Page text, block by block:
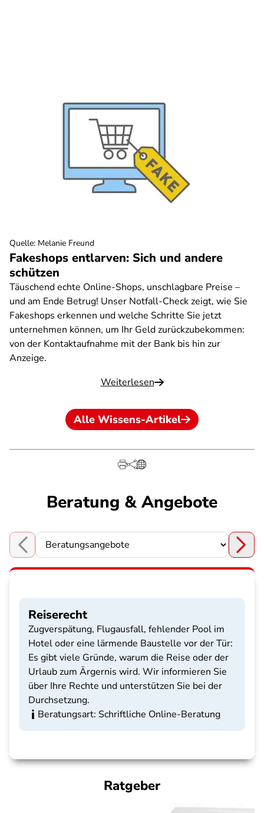
Fakeshops entlarven: Sich und andere
schützen
Täuschend echte Online-Shops, unschlagbare Preise –
und am Ende Betrug! Unser Notfall-Check zeigt, wie Sie
Fakeshops erkennen und welche Schritte Sie jetzt
unternehmen können, um Ihr Geld zurückzubekommen:
von der Kontaktaufnahme mit der Bank bis hin zur
Anzeige.
Weiterlesen
Quelle: Melanie Freund
Alle Wissens-Artikel
Beratung & Angebote
Choose a section
Reiserecht
Zugverspätung, Flugausfall, fehlender Pool im
Hotel oder eine lärmende Baustelle vor der Tür:
Es gibt viele Gründe, warum die Reise oder der
Urlaub zum Ärgernis wird. Wir informieren Sie
über Ihre Rechte und unterstützen Sie bei der
Durchsetzung.
Beratungsart: Schriftliche Online-Beratung
Ratgeber